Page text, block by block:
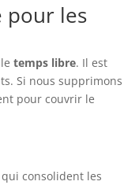
pour les
letemps libre. Il est
Si nous supprimons
pour couvrir le
consolident les